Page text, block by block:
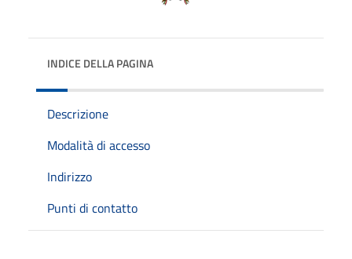
INDICE DELLA PAGINA
Descrizione
Modalità di accesso
Indirizzo
Punti di contatto